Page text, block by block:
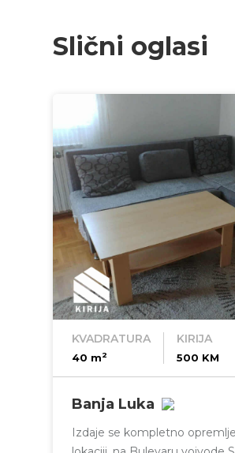
Slični oglasi
KVADRATURA
40 m2
KIRIJA
500 KM
Banja Luka
Izdaje se kompletno